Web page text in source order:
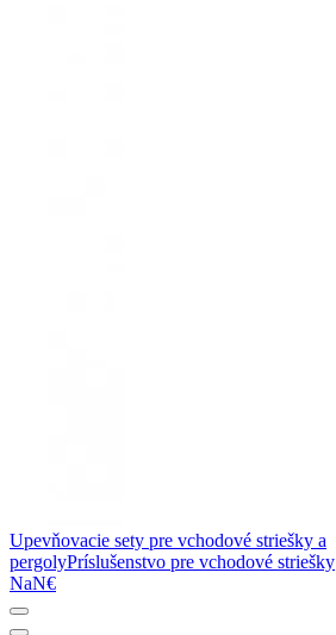
Upevňovacie sety pre vchodové striešky a
pergolyPríslušenstvo pre vchodové striešky
NaN€